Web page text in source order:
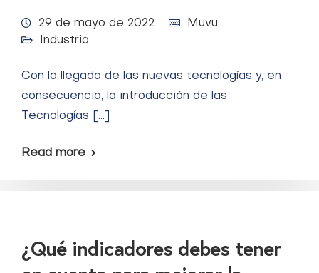
29 de mayo de 2022
Muvu
Industria
Con la llegada de las nuevas tecnologías y, en
consecuencia, la introducción de las
Tecnologías […]
Read more
¿Qué indicadores debes tener